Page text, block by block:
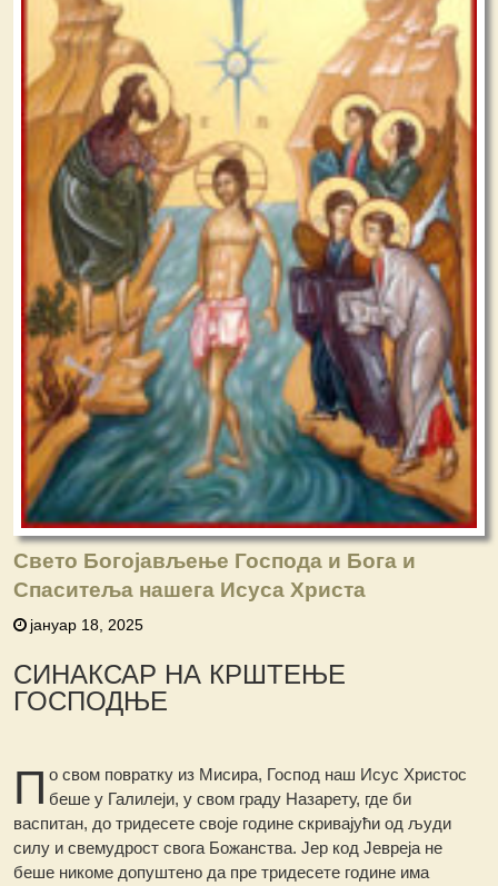
Свето Богојављење Господа и Бога и
Спаситеља нашега Исуса Христа
јануар 18, 2025
СИНАКСАР НА КРШТЕЊЕ
ГОСПОДЊЕ
П о свом повратку из Мисира, Господ наш Исус Христос
беше у Галилеји, у свом граду Назарету, где би
васпитан, до тридесете своје године скривајући од људи
силу и свемудрост свога Божанства. Јер код Јевреја не
беше никоме допуштено да пре тридесете године има